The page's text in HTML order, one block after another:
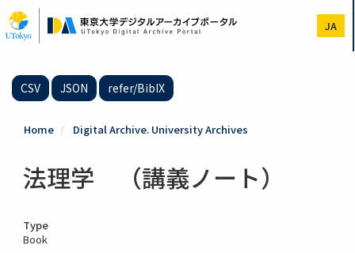
to
main
JA
CSV JSON refer/BibIX
Home Digital Archive. University Archives
法理学 （講義ノート）
Type
Book